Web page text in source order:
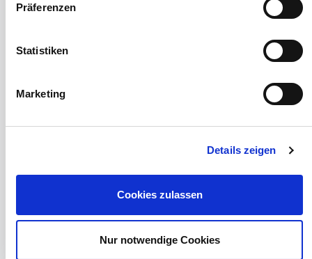
Präferenzen
Statistiken
Marketing
Details zeigen
Cookies zulassen
Nur notwendige Cookies
Windschutznetz mit Keder
Windschutznetz Meterware
Windnetzrecher
Windschutznetze für Carports und Terrassen
Planenhauben für Unterstände
Hofbedarf